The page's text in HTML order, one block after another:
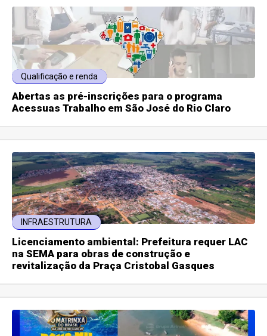
Qualificação e renda
Abertas as pré-inscrições para o programa
Acessuas Trabalho em São José do Rio Claro
INFRAESTRUTURA
Licenciamento ambiental: Prefeitura requer LAC
na SEMA para obras de construção e
revitalização da Praça Cristobal Gasques